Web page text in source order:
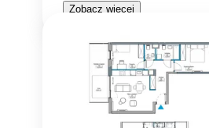
Zobacz więcej